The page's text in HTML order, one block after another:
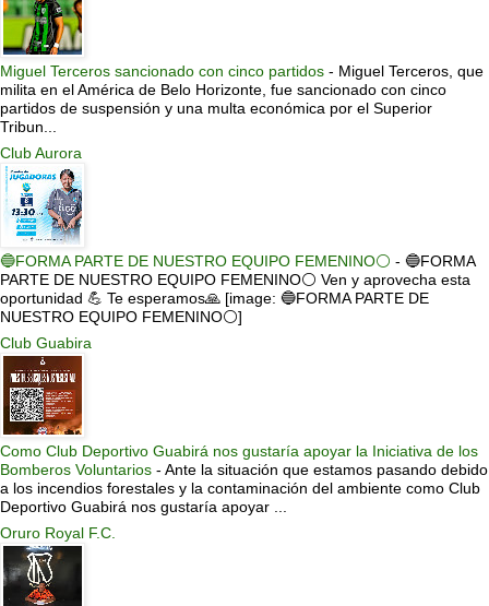
Miguel Terceros sancionado con cinco partidos - Miguel Terceros, que
milita en el América de Belo Horizonte, fue sancionado con cinco
partidos de suspensión y una multa económica por el Superior
Tribun...
Club Aurora
🔵FORMA PARTE DE NUESTRO EQUIPO FEMENINO⚪ - 🔵FORMA
PARTE DE NUESTRO EQUIPO FEMENINO⚪ Ven y aprovecha esta
oportunidad 💪 Te esperamos🙏 [image: 🔵FORMA PARTE DE
NUESTRO EQUIPO FEMENINO⚪]
Club Guabira
Como Club Deportivo Guabirá nos gustaría apoyar la Iniciativa de los
Bomberos Voluntarios - Ante la situación que estamos pasando debido
a los incendios forestales y la contaminación del ambiente como Club
Deportivo Guabirá nos gustaría apoyar ...
Oruro Royal F.C.